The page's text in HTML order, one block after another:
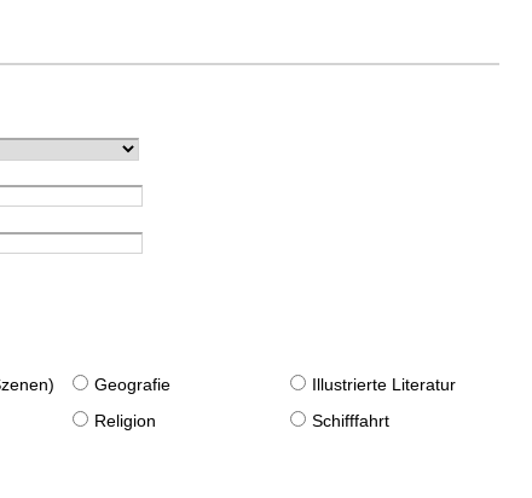
Geografie
Illustrierte Literatur
Religion
Schifffahrt